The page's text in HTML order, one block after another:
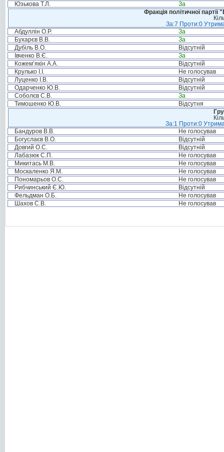
Юзькова Т.Л.
За
Фракція політичної
За:7 Проти:0
Абдуллін О.Р.
За
Бухарєв В.В.
За
Дубіль В.О.
Відсутній
Івченко В.Є.
За
Кожем’якін А.А.
Відсутній
Крулько І.І.
Не голосував
Луценко І.В.
Відсутній
Одарченко Ю.В.
Відсутній
Соболєв С.В.
За
Тимошенко Ю.В.
Відсутня
За:1 Проти:0
Бандуров В.В.
Не голосував
Богуслаєв В.О.
Відсутній
Довгий О.С.
Відсутній
Лабазюк С.П.
Не голосував
Микитась М.В.
Не голосував
Москаленко Я.М.
Не голосував
Пономарьов О.С.
Не голосував
Рибчинський Є.Ю.
Відсутній
Фельдман О.Б.
Не голосував
Шахов С.В.
Не голосував